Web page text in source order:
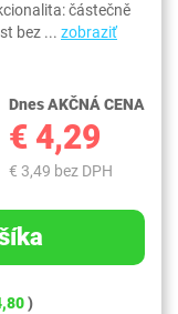
částečně
bez ... zobraziť
Dnes AKČNÁ CENA
€ 4,29
€ 3,49 bez DPH
)